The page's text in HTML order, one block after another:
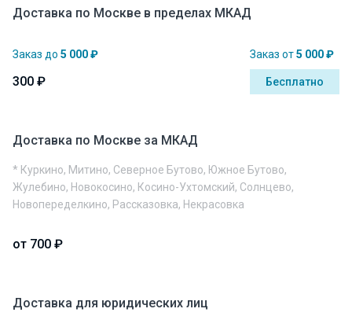
Доставка по Москве в пределах МКАД
Заказ до 5 000 ₽
300 ₽
Заказ от5 000 ₽
Бесплатно
Доставка по Москве за МКАД
* Куркино, Митино, Северное Бутово, Южное Бутово,
Жулебино, Новокосино, Косино-Ухтомский, Солнцево,
Новопеределкино, Рассказовка, Некрасовка
от 700 ₽
Доставка для юридических лиц